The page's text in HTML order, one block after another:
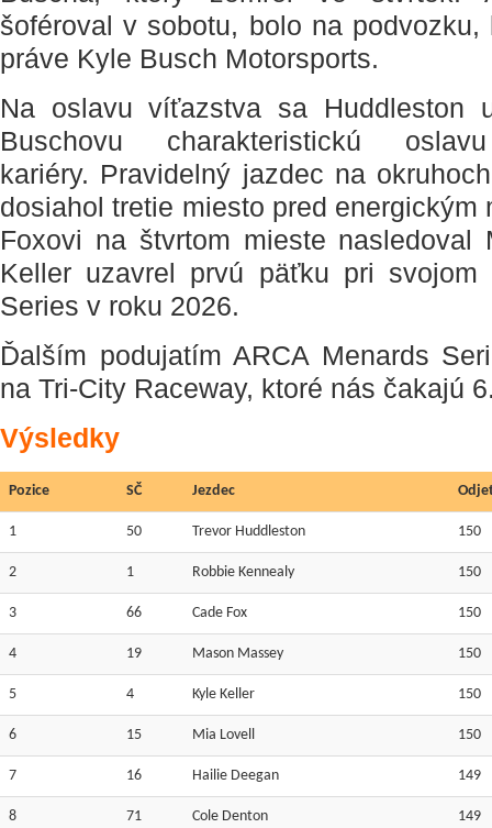
šoféroval v sobotu, bolo na
práve Kyle Busch Motorsports.
Na oslavu víťazstva sa Huddleston
Buschovu charakteristickú
kariéry. Pravidelný jazdec na
dosiahol tretie miesto pred energickým
Foxovi na štvrtom mieste nasledoval
Keller uzavrel prvú päťku pri
Series v roku 2026.
Ďalším podujatím ARCA Menards
na Tri-City Raceway, ktoré nás čakajú
Výsledky
Pozice SČ Jezdec
1 50 Trevor Huddleston 150
2 1 Robbie Kennealy 150
3 66 Cade Fox 150
4 19 Mason Massey 150
5 4 Kyle Keller 150
6 15 Mia Lovell 150
7 16 Hailie Deegan 149
8 71 Cole Denton 149